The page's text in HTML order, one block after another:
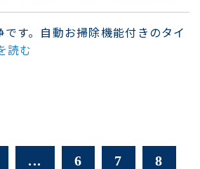
す。自動お掃除機能付きのタイ
む
... 6 7 8